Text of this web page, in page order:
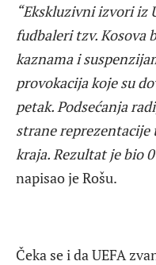
“Ekskluzivni izvori iz
fudbaleri tzv. Kosova
kaznama i
provokacija koje su
petak. Podsećanja
strane reprezentacije
kraja. Rezultat je bio
napisao je Rošu.
Čeka se i da UEFA